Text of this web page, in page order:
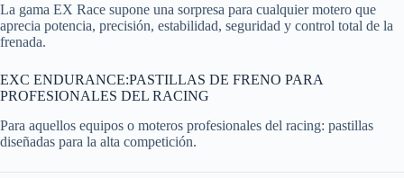
La gama EX Race supone una sorpresa para cualquier motero que
aprecia potencia, precisión, estabilidad, seguridad y control total de la
frenada.
EXC ENDURANCE:PASTILLAS DE FRENO PARA
PROFESIONALES DEL RACING
Para aquellos equipos o moteros profesionales del racing: pastillas
diseñadas para la alta competición.